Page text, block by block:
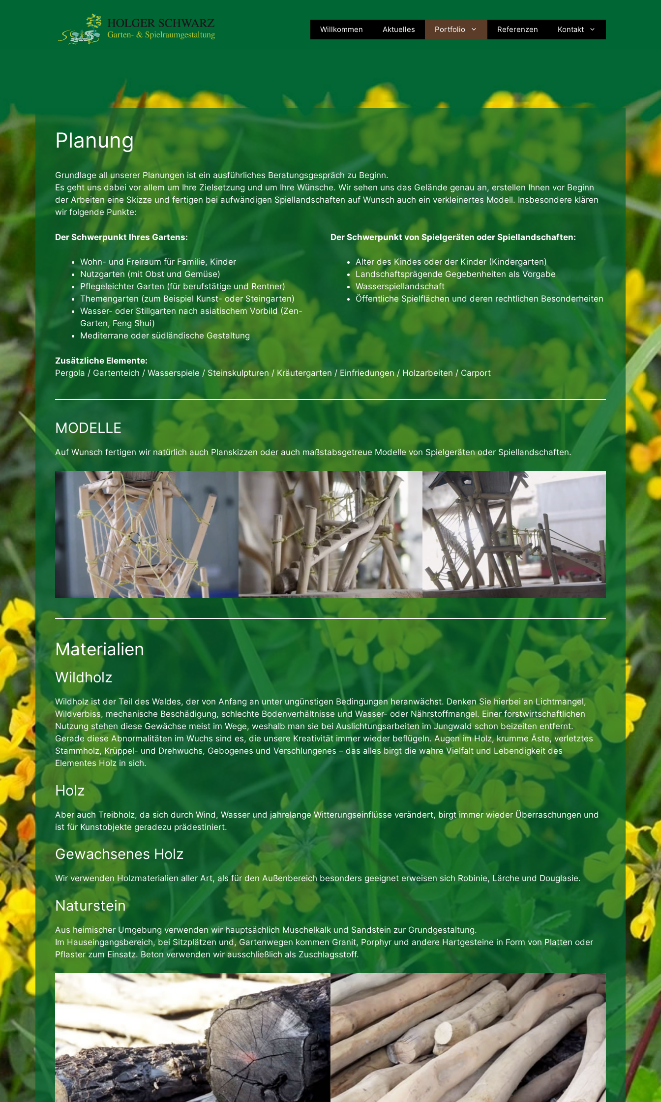
Willkommen Aktuelles Portfolio Referenzen Kontakt
Planung
Grundlage all unserer Planungen ist ein ausführliches Beratungsgespräch zu Beginn.
Es geht uns dabei vor allem um Ihre Zielsetzung und um Ihre Wünsche. Wir sehen uns das Gelände genau an, erstellen Ihnen vor Beginn
der Arbeiten eine Skizze und fertigen bei aufwändigen Spiellandschaften auf Wunsch auch ein verkleinertes Modell. Insbesondere klären
wir folgende Punkte:
Der Schwerpunkt Ihres Gartens:
Wohn- und Freiraum für Familie, Kinder
Nutzgarten (mit Obst und Gemüse)
Pflegeleichter Garten (für berufstätige und Rentner)
Themengarten (zum Beispiel Kunst- oder Steingarten)
Wasser- oder Stillgarten nach asiatischem Vorbild (Zen-
Garten, Feng Shui)
Mediterrane oder südländische Gestaltung
Der Schwerpunkt von Spielgeräten oder Spiellandschaften:
Alter des Kindes oder der Kinder (Kindergarten)
Landschaftsprägende Gegebenheiten als Vorgabe
Wasserspiellandschaft
Öffentliche Spielflächen und deren rechtlichen Besonderheiten
Zusätzliche Elemente:
Pergola / Gartenteich / Wasserspiele / Steinskulpturen / Kräutergarten / Einfriedungen / Holzarbeiten / Carport
MODELLE
Auf Wunsch fertigen wir natürlich auch Planskizzen oder auch maßstabsgetreue Modelle von Spielgeräten oder Spiellandschaften.
Materialien
Wildholz
Wildholz ist der Teil des Waldes, der von Anfang an unter ungünstigen Bedingungen heranwächst. Denken Sie hierbei an Lichtmangel,
Wildverbiss, mechanische Beschädigung, schlechte Bodenverhältnisse und Wasser- oder Nährstoffmangel. Einer forstwirtschaftlichen
Nutzung stehen diese Gewächse meist im Wege, weshalb man sie bei Auslichtungsarbeiten im Jungwald schon beizeiten entfernt.
Gerade diese Abnormalitäten im Wuchs sind es, die unsere Kreativität immer wieder beflügeln. Augen im Holz, krumme Äste, verletztes
Stammholz, Krüppel- und Drehwuchs, Gebogenes und Verschlungenes – das alles birgt die wahre Vielfalt und Lebendigkeit des
Elementes Holz in sich.
Holz
Aber auch Treibholz, da sich durch Wind, Wasser und jahrelange Witterungseinflüsse verändert, birgt immer wieder Überraschungen und
ist für Kunstobjekte geradezu prädestiniert.
Gewachsenes Holz
Wir verwenden Holzmaterialien aller Art, als für den Außenbereich besonders geeignet erweisen sich Robinie, Lärche und Douglasie.
Naturstein
Aus heimischer Umgebung verwenden wir hauptsächlich Muschelkalk und Sandstein zur Grundgestaltung.
Im Hauseingangsbereich, bei Sitzplätzen und, Gartenwegen kommen Granit, Porphyr und andere Hartgesteine in Form von Platten oder
Pflaster zum Einsatz. Beton verwenden wir ausschließlich als Zuschlagsstoff.